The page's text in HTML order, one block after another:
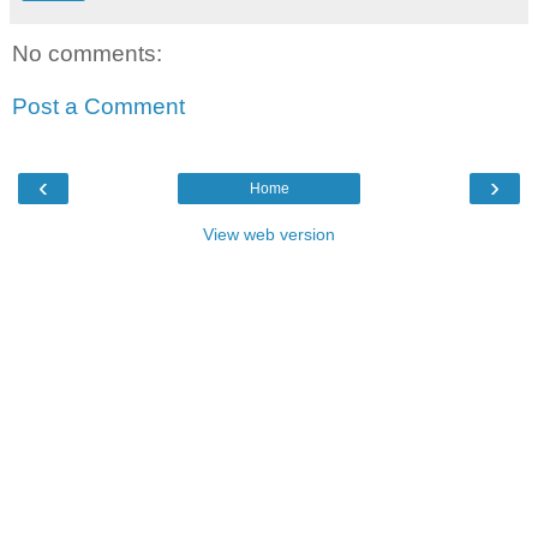
No comments:
Post a Comment
‹ ›
Home
View web version